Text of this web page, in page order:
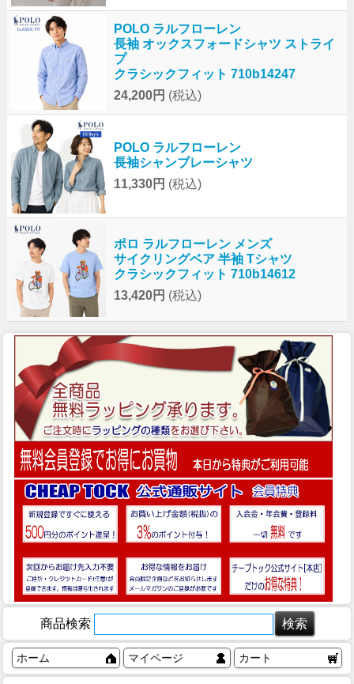
POLO ラルフローレン
長袖 オックスフォードシャツ ストライ
プ
クラシックフィット 710b14247
24,200円 (税込)
POLO ラルフローレン
長袖シャンブレーシャツ
11,330円 (税込)
ポロ ラルフローレン メンズ
サイクリングベア 半袖 Tシャツ
クラシックフィット 710b14612
13,420円 (税込)
商品検索
ホーム マイページ カート